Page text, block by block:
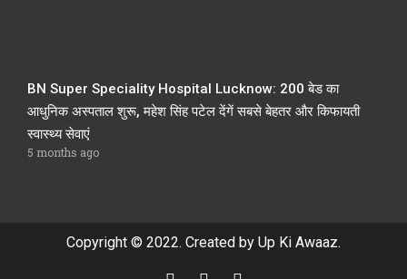
BN Super Speciality Hospital Lucknow: 200 बेड का
आधुनिक अस्पताल शुरू, महेश सिंह पटेल देंगें सबसे बेहतर और किफायती
स्वास्थ्य सेवाएं
5 months ago
Copyright © 2022. Created by Up Ki Awaaz.